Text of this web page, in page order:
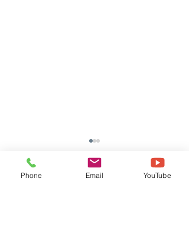
Phone Email YouTube